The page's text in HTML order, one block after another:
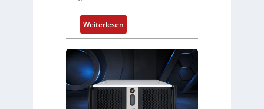
Weiterlesen:
D
r
k